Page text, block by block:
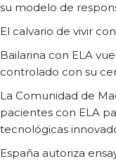
su modelo de
El calvario de vivir
Bailarina con ELA
controlado con su
La Comunidad de
pacientes con ELA
tecnológicas
España autoriza